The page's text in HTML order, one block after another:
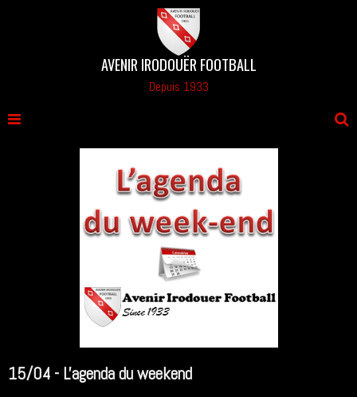
AVENIR IRODOUËR FOOTBALL
Depuis 1933
15/04 - L'agenda du weekend